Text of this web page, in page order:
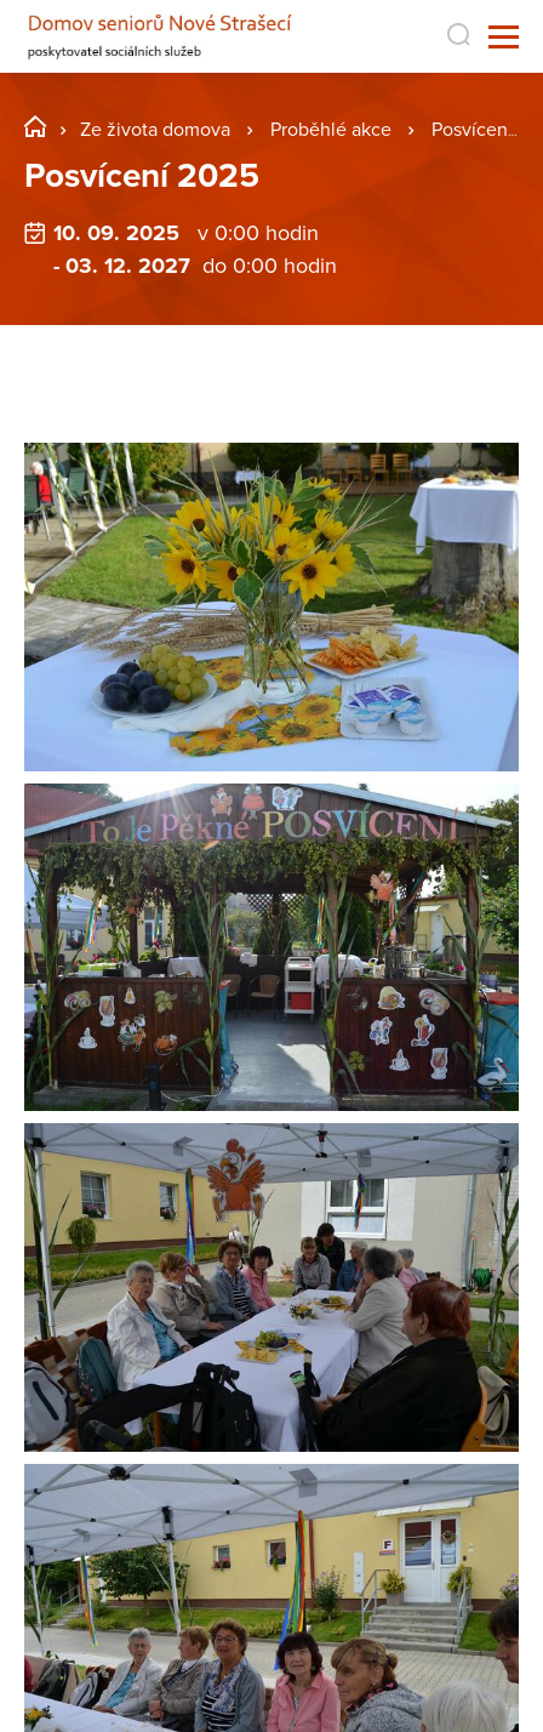
Ze života domova Proběhlé akce Posvícení 2025
Posvícení 2025
10. 09. 2025
v 0:00 hodin
- 03. 12. 2027 do 0:00 hodin